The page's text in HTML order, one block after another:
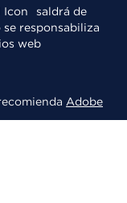
saldrá de
se responsabiliza
web
Adobe